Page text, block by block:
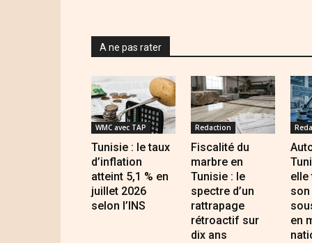
A ne pas rater
WMC avec TAP
Tunisie : le taux
d’inflation
atteint 5,1 % en
juillet 2026
selon l’INS
Redaction
Fiscalité du
marbre en
Tunisie : le
spectre d’un
rattrapage
rétroactif sur
dix ans
en